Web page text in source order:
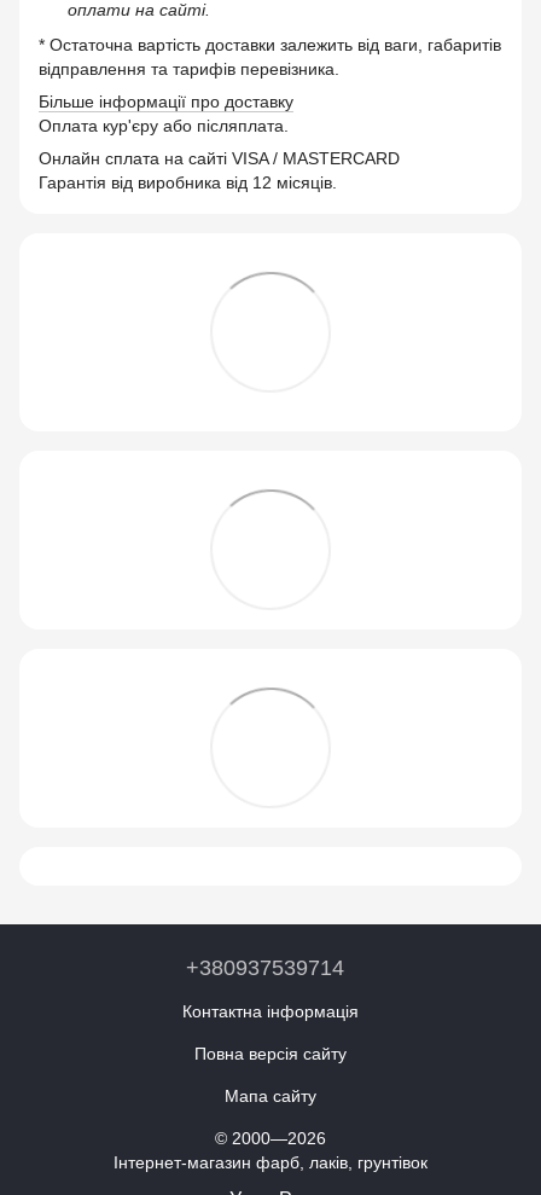
оплати на сайті.
* Остаточна вартість доставки залежить від ваги, габаритів
відправлення та тарифів перевізника.
Більше інформації про доставку
Оплата кур'єру або післяплата.
Онлайн сплата на сайті VISA / MASTERCARD
Гарантія від виробника від 12 місяців.
+380937539714
Контактна інформація
Повна версія сайту
Мапа сайту
© 2000—2026
Інтернет-магазин фарб, лаків, грунтівок